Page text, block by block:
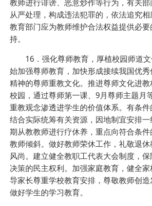
教师进行诽谤、恶意炒作等行为，有关部
从严处理，构成违法犯罪的，依法追究
教育部门应为教师维护合法权益提供必
持。
16．强化尊师教育，厚植校园师道文
始加强尊师教育，加快形成接续我国优
精神的尊师重教文化。推进尊师文化进
校园，通过尊师第一课、9月尊师主题月
重教观念渗透进学生的价值体系。有条
结合实际统筹有关资源，因地制宜安排
期从教教师进行疗休养，重点向符合条
教师倾斜。做好教师荣休工作，礼敬退
风尚。建立健全教职工代表大会制度，
决策的民主权利。加强家庭教育，健全
导家长尊重学校教育安排，尊敬教师创
做好学生的学习教育。